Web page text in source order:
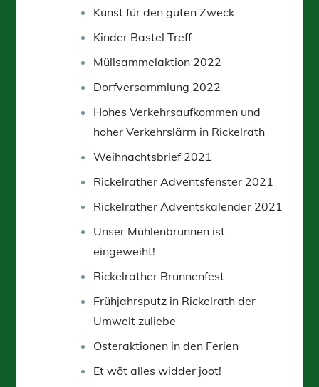
Kunst für den guten Zweck
Kinder Bastel Treff
Müllsammelaktion 2022
Dorfversammlung 2022
Hohes Verkehrsaufkommen und
hoher Verkehrslärm in Rickelrath
Weihnachtsbrief 2021
Rickelrather Adventsfenster 2021
Rickelrather Adventskalender 2021
Unser Mühlenbrunnen ist
eingeweiht!
Rickelrather Brunnenfest
Frühjahrsputz in Rickelrath der
Umwelt zuliebe
Osteraktionen in den Ferien
Et wöt alles widder joot!